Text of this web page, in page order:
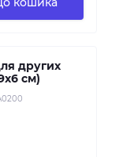
других
см)